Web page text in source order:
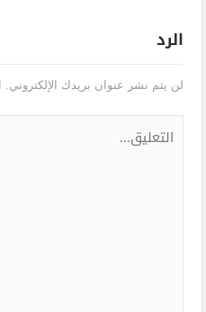
الرد
لن يتم نشر عنوان بريدك الإلكتروني.